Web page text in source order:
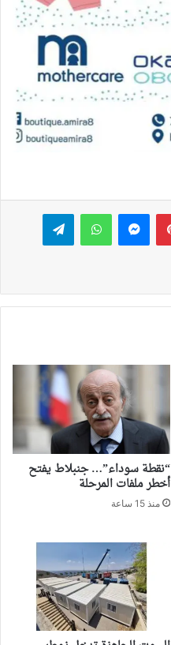
بينتيريستماسنجر واتساب تيلقرام
“نقطة سوداء”… جنبلاط يفتح
أخطر ملفات المرحلة
منذ 15 ساعة